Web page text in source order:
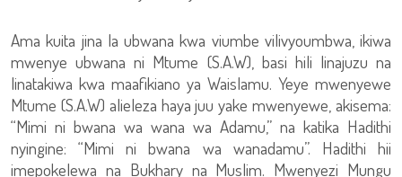
Ama kuita jina la ubwana kwa viumbe vilivyoumbwa, ikiwa
mwenye ubwana ni Mtume (S.A.W), basi hili linajuzu na
linatakiwa kwa maafikiano ya Waislamu. Yeye mwenyewe
Mtume (S.A.W) alieleza haya juu yake mwenyewe, akisema:
“Mimi ni bwana wa wana wa Adamu,” na katika Hadithi
nyingine: “Mimi ni bwana wa wanadamu”. Hadithi hii
imepokelewa na Bukhary na Muslim. Mwenyezi Mungu